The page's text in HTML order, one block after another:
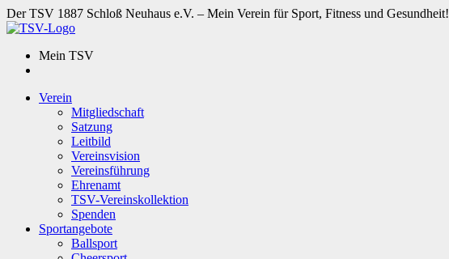
Der TSV 1887 Schloß Neuhaus e.V. – Mein Verein für Sport, Fitness und Gesundheit!
Mein TSV
Verein
Mitgliedschaft
Satzung
Leitbild
Vereinsvision
Vereinsführung
Ehrenamt
TSV-Vereinskollektion
Spenden
Sportangebote
Ballsport